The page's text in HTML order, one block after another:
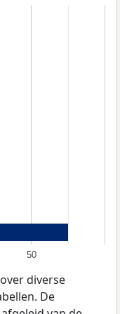
50
diverse
De